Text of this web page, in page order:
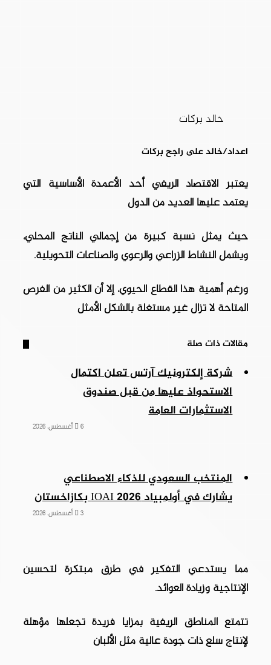
خالد بركات
اعداد/خالد على راجح بركات
يعتبر الاقتصاد الريفي أحد الأعمدة الأساسية التي
يعتمد عليها العديد من الدول
حيث يمثل نسبة كبيرة من إجمالي الناتج المحلي،
ويشمل النشاط الزراعي والرعوي والصناعات التحويلية.
ورغم أهمية هذا القطاع الحيوي، إلا أن الكثير من الفرص
المتاحة لا تزال غير مستغلة بالشكل الأمثل
مقالات ذات صلة
شركة إلكترونيك آرتس تعلن اكتمال
الاستحواذ عليها من قبل صندوق
الاستثمارات العامة
6 أغسطس، 2026
المنتخب السعودي للذكاء الاصطناعي
يشارك في أولمبياد IOAI 2026 بكازاخستان
3 أغسطس، 2026
مما يستدعي التفكير في طرق مبتكرة لتحسين
الإنتاجية وزيادة العوائد.
تتمتع المناطق الريفية بمزايا فريدة تجعلها مؤهلة
لإنتاج سلع ذات جودة عاليةمثل الألبان